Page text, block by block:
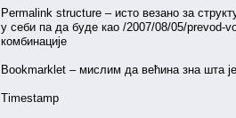
Permalink structure – исто везано за
у себи па да буде као /2007/08/05/prevod-
комбинације
Bookmarklet – мислим да већина зна шта
Timestamp